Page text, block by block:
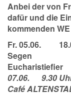
Anbei der von
dafür und die
kommenden
Fr. 05.06.
Segen
07.06. 9.30
Café